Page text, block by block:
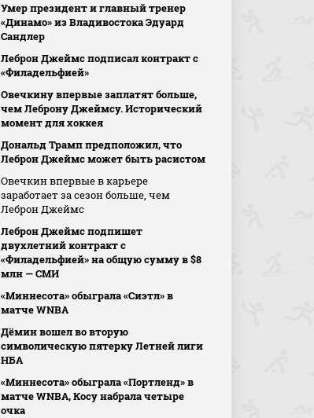
Умер президент и главный тренер
«Динамо» из Владивостока Эдуард
Сандлер
Леброн Джеймс подписал контракт с
«Филадельфией»
Овечкину впервые заплатят больше,
чем Леброну Джеймсу. Исторический
момент для хоккея
Дональд Трамп предположил, что
Леброн Джеймс может быть расистом
Овечкин впервые в карьере
заработает за сезон больше, чем
Леброн Джеймс
Леброн Джеймс подпишет
двухлетний контракт с
«Филадельфией» на общую сумму в $8
млн — СМИ
«Миннесота» обыграла «Сиэтл» в
матче WNBA
Дёмин вошел во вторую
символическую пятерку Летней лиги
НБА
«Миннесота» обыграла «Портленд» в
матче WNBA, Косу набрала четыре
очка